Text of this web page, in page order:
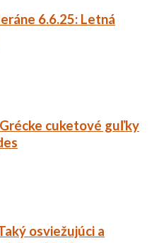
6.6.25: Letná
Grécke cuketové guľky
osviežujúci a